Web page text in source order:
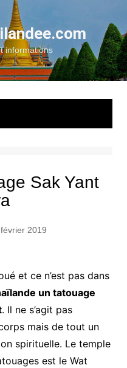
informations
Sak Yant
2019
et ce n’est pas dans
un tatouage
. Il ne s’agit pas
mais de tout un
spirituelle. Le temple
est le Wat